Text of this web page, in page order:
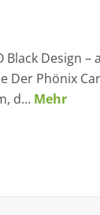
Black Design –
Der Phönix
d… Mehr